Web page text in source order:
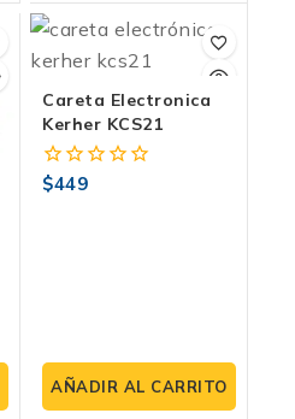
Careta Electronica
Kerher KCS21
0
$449
AÑADIR AL CARRITO